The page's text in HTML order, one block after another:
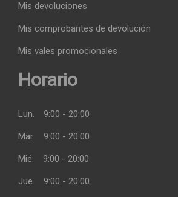
Mis devoluciones
Mis comprobantes de devolución
Mis vales promocionales
Horario
Lun. 9:00 - 20:00
Mar. 9:00 - 20:00
Mié. 9:00 - 20:00
Jue. 9:00 - 20:00